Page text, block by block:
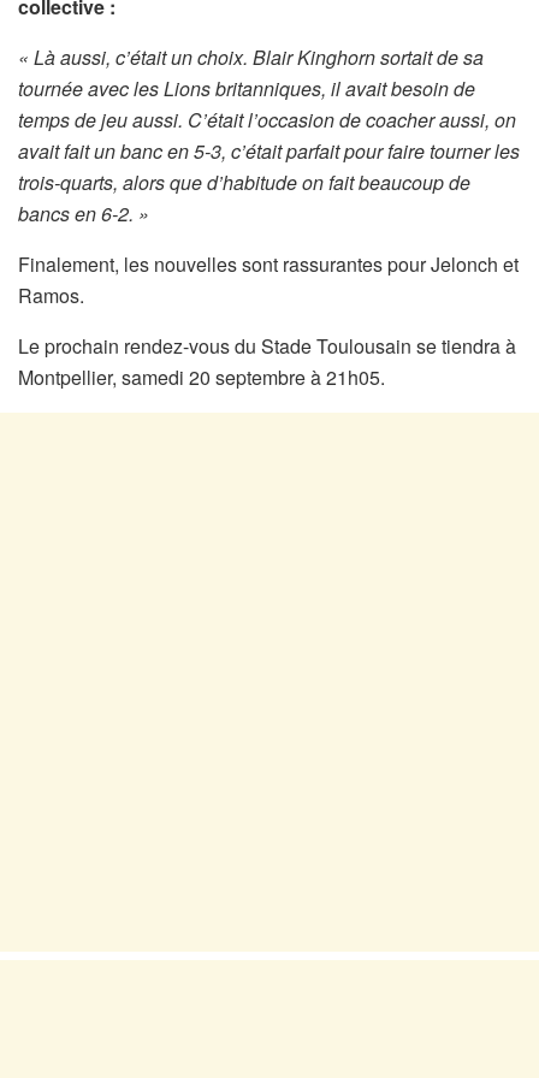
collective :
« Là aussi, c’était un choix. Blair Kinghorn sortait de sa
tournée avec les Lions britanniques, il avait besoin de
temps de jeu aussi. C’était l’occasion de coacher aussi, on
avait fait un banc en 5-3, c’était parfait pour faire tourner les
trois-quarts, alors que d’habitude on fait beaucoup de
bancs en 6-2. »
Finalement, les nouvelles sont rassurantes pour Jelonch et
Ramos.
Le prochain rendez-vous du Stade Toulousain se tiendra à
Montpellier, samedi 20 septembre à 21h05.